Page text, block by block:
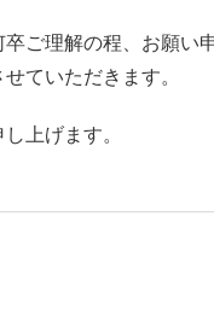
ご理解の程、お願い
ていただきます。
上げます。